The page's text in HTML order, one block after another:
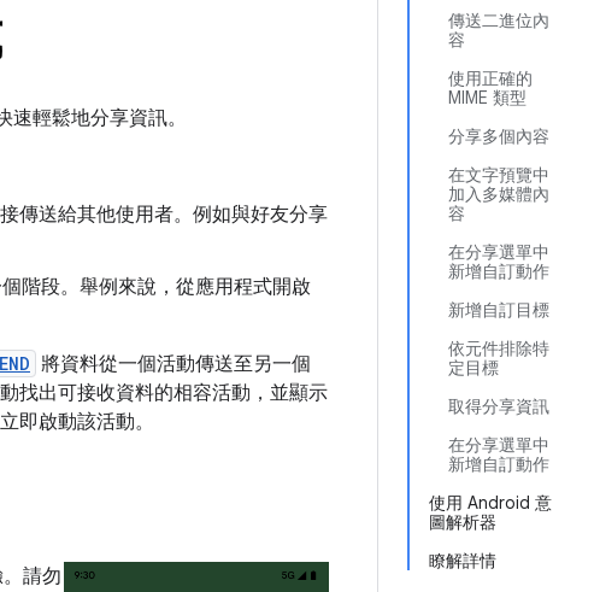
傳送二進位內
容
使用正確的
MIME 類型
分享多個內容
在文字預覽中
加入多媒體內
容
在分享選單中
新增自訂動作
新增自訂目標
依元件排除特
定目標
取得分享資訊
在分享選單中
新增自訂動作
使用 Android 意
圖解析器
瞭解詳情
輕鬆地分享資訊。
傳送給其他使用者。例如與好友分享
階段。舉例來說，從應用程式開啟
將資料從一個活動傳送至另一個
找出可接收資料的相容活動，並顯示
即啟動該活動。
請勿